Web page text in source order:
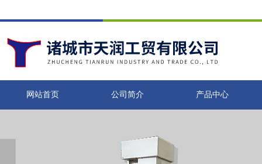
网站首页 公司简介 产品中心